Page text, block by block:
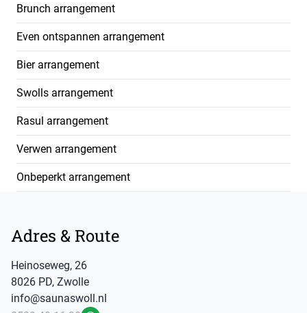
Brunch arrangement
Even ontspannen arrangement
Bier arrangement
Swolls arrangement
Rasul arrangement
Verwen arrangement
Onbeperkt arrangement
Adres & Route
Heinoseweg, 26
8026 PD, Zwolle
info@saunaswoll.nl